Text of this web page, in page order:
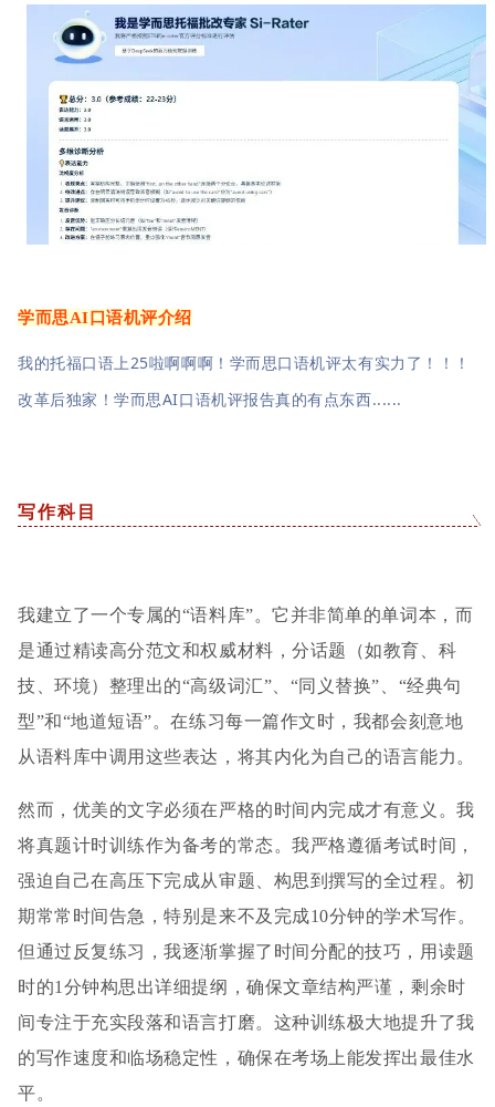
学而思AI口语机评介绍
我的托福口语上25啦啊啊啊！学而思口语机评太有实力了！！！
改革后独家！学而思AI口语机评报告真的有点东西......
写作科目
我建立了一个专属的“语料库”。它并非简单的单词本，而
是通过精读高分范文和权威材料，分话题（如教育、科
技、环境）整理出的“高级词汇”、“同义替换”、“经典句
型”和“地道短语”。在练习每一篇作文时，我都会刻意地
从语料库中调用这些表达，将其内化为自己的语言能力。
然而，优美的文字必须在严格的时间内完成才有意义。我
将真题计时训练作为备考的常态。我严格遵循考试时间，
强迫自己在高压下完成从审题、构思到撰写的全过程。初
期常常时间告急，特别是来不及完成10分钟的学术写作。
但通过反复练习，我逐渐掌握了时间分配的技巧，用读题
时的1分钟构思出详细提纲，确保文章结构严谨，剩余时
间专注于充实段落和语言打磨。这种训练极大地提升了我
的写作速度和临场稳定性，确保在考场上能发挥出最佳水
平。